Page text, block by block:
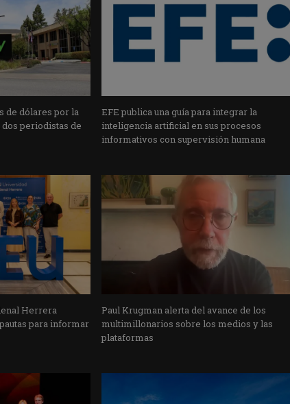
de dólares por la
dos periodistas de
EFE publica una guía para integrar la
inteligencia artificial en sus procesos
informativos con supervisión humana
Herrera
para informar
Paul Krugman alerta del avance de los
multimillonarios sobre los medios y las
plataformas